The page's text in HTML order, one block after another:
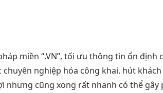
miền “.VN”,tối ưu thông tin ổn định
chuyên nghiệp hóa công khai. hút
nhưng cũngxong rất nhanh có thể gây